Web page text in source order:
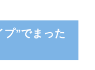
プ”でまった